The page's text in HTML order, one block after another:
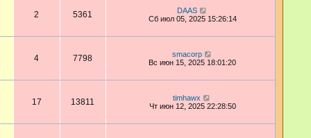
2 5361
DAAS
Сб июл 05, 2025 15:26:14
4 7798
smacorp
Вс июн 15, 2025 18:01:20
17 13811
timhawx
Чт июн 12, 2025 22:28:50